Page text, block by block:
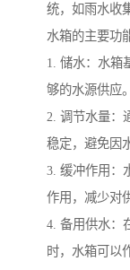
统，如雨水收
水箱的主要功
1. 储水：水箱
够的水源供应。
2. 调节水量：
稳定，避免因
3. 缓冲作用：
作用，减少对
4. 备用供水：
时，水箱可以